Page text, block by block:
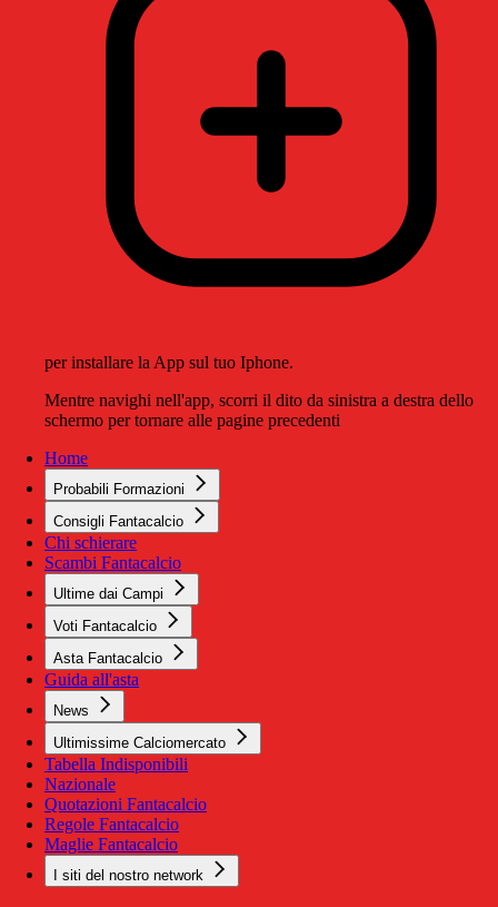
per installare la App sul tuo Iphone.
Mentre navighi nell'app, scorri il dito da sinistra a destra dello
schermo per tornare alle pagine precedenti
Home
Probabili Formazioni
Consigli Fantacalcio
Chi schierare
Scambi Fantacalcio
Ultime dai Campi
Voti Fantacalcio
Asta Fantacalcio
Guida all'asta
News
Ultimissime Calciomercato
Tabella Indisponibili
Nazionale
Quotazioni Fantacalcio
Regole Fantacalcio
Maglie Fantacalcio
I siti del nostro network